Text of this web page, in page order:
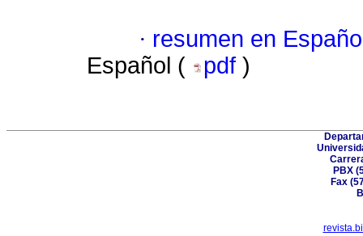
· resumen en
Español (
pdf )
PBX
Fax